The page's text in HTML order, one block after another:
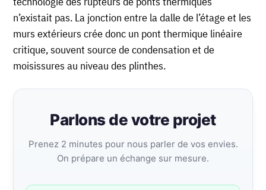
n’existait pas. La jonction entre la dalle de l’étage et les
murs extérieurs crée donc un pont thermique linéaire
critique, souvent source de condensation et de
moisissures au niveau des plinthes.
Parlons de votre projet
Prenez 2 minutes pour nous parler de vos envies.
On prépare un échange sur mesure.